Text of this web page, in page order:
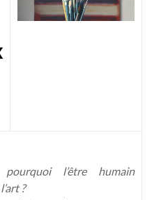
pourquoi l’être humain
?